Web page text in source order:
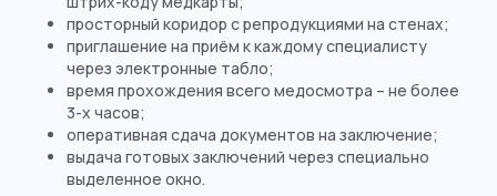
просторный коридор с репродукциями на стенах;
приглашение на приём к каждому специалисту
через электронные табло;
время прохождения всего медосмотра – не более
3-х часов;
оперативная сдача документов на заключение;
выдача готовых заключений через специально
выделенное окно.